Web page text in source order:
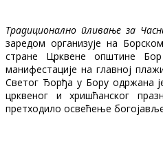
Традиционално пливање за
заредом организује на
стране Црквене општине
манифестације на главној
Светог Ђорђа у Бору одржана
црквеног и хришћанског
претходило освећење